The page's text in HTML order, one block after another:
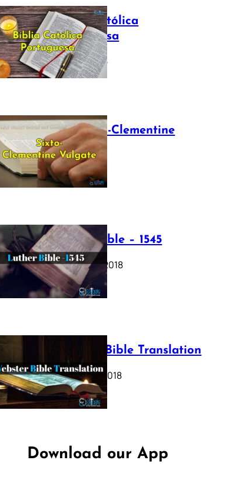
Bíblia Católica
Portuguesa
July 16, 2025
The Sixto-Clementine
Vulgate
July 12, 2025
Luther Bible – 1545
October 17, 2018
Webster Bible Translation
October 11, 2018
Download our App